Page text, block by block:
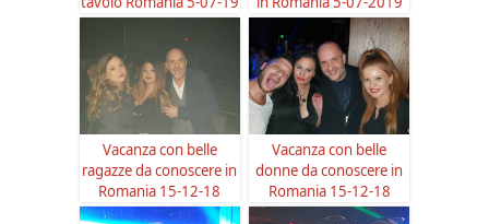
Vacanza con belle
ragazze da conoscere in
Romania 15-12-18
Vacanza con belle
donne da conoscere in
Romania 15-12-18